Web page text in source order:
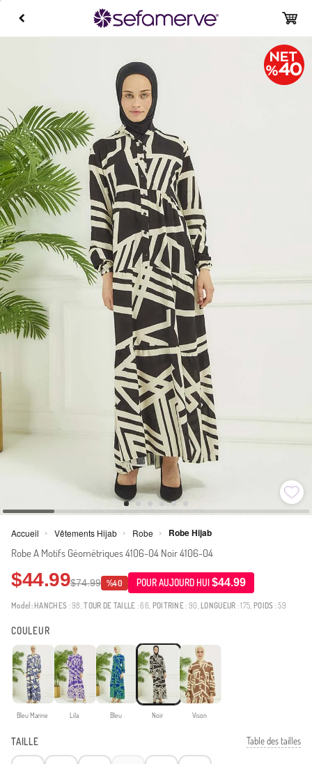
Accueil > Vêtements Hijab > Robe > Robe Hijab
Robe A Motifs Géométriques 4106-04 Noir 4106-04
$44.99$74.99 %40 POUR AUJOURD HUI $44.99
Model: HANCHES : 98,TOUR DE TAILLE : 66, POITRINE: 90, LONGUEUR : 175, POIDS : 59
COULEUR
Bleu Marine Lila Bleu Noir Vison
TAILLE Table des tailles